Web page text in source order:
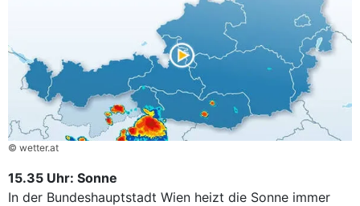
© wetter.at
15.35 Uhr: Sonne
In der Bundeshauptstadt Wien heizt die Sonne immer